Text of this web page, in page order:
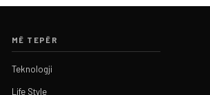
MË TEPËR
Teknologji
Life Style